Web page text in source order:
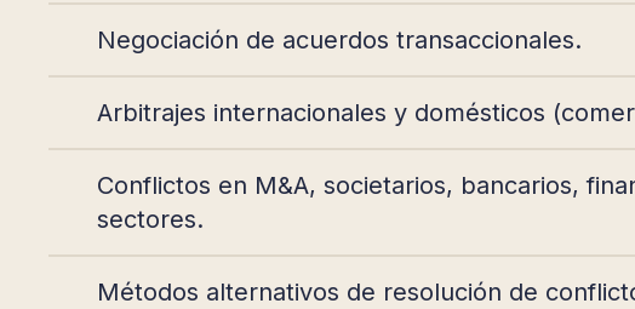
Negociación de acuerdos transaccionales.
Arbitrajes internacionales y domésticos
Conflictos en M&A, societarios, bancarios,
sectores.
Métodos alternativos de resolución de